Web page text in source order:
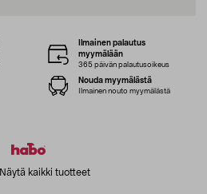
Näytä kaikki tuotteet
Ilmainen palautus
myymälään
365 päivän palautusoikeus
Nouda myymälästä
Ilmainen nouto myymälästä